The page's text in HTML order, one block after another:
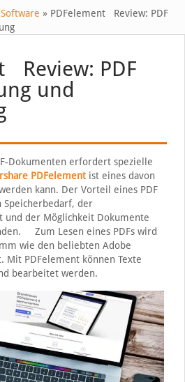
Software » PDFelement Review: PDF
Review: PDF
und
Dokumenten erfordert spezielle
PDFelementist eines davon
kann. Der Vorteil eines PDF
Speicherbedarf, der
und der Möglichkeit Dokumente
Zum Lesen eines PDFs wird
wie den beliebten Adobe
Mit PDFelement können Texte
bearbeitet werden.